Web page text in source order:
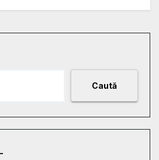
Caută